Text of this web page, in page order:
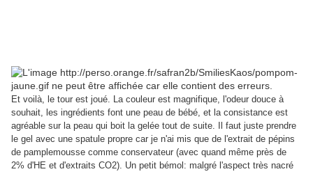
Et voilà, le tour est joué. La couleur est magnifique, l'odeur douce à
souhait, les ingrédients font une peau de bébé, et la consistance est
agréable sur la peau qui boit la gelée tout de suite. Il faut juste prendre
le gel avec une spatule propre car je n'ai mis que de l'extrait de pépins
de pamplemousse comme conservateur (avec quand même près de
2% d'HE et d'extraits CO2). Un petit bémol: malgré l'aspect très nacré